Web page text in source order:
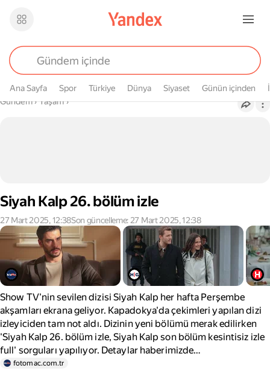
Ana Sayfa Spor Türkiye Dünya Siyaset Günün içinden
Buradasın
Gündem› Yaşam›
Siyah Kalp 26. bölüm izle
27 Mart 2025, 12:38Son güncelleme: 27 Mart 2025, 12:38
Show TV'nin sevilen dizisi Siyah Kalp her hafta Perşembe
akşamları ekrana geliyor. Kapadokya'da çekimleri yapılan dizi
izleyiciden tam not aldı. Dizinin yeni bölümü merak edilirken
'Siyah Kalp 26. bölüm izle, Siyah Kalp son bölüm kesintisiz izle
full' sorguları yapılıyor. Detaylar haberimizde…
fotomac.com.tr